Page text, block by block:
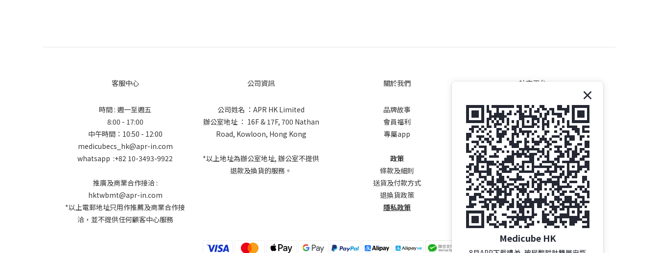
客服中心
時間 : 週一至週五
8:00 - 17:00
中午時間：10:50 - 12:00
medicubecs_hk@apr-in.com
whatsapp :+82 10-3493-9922
推廣及商業合作接洽 :
hktwbmt@apr-in.com
*以上電郵地址只用作推薦及商業合作接
洽，並不提供任何顧客中心服務
公司資訊
公司姓名 ：APR HK Limited
辦公室地址 ： 16F & 17F, 700 Nathan
Road, Kowloon, Hong Kong
*以上地址為辦公室地址, 辦公室不提供
退款及換貨的服務。
關於我們
品牌故事
會員福利
專屬app
政策
條款及細則
送貨及付款方式
退換貨政策
隱私政策
社交平台
Medicube HK